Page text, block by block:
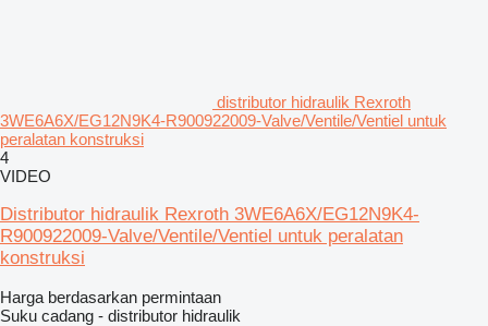
distributor hidraulik Rexroth
3WE6A6X/EG12N9K4-R900922009-Valve/Ventile/Ventiel untuk
peralatan konstruksi
4
VIDEO
Distributor hidraulik Rexroth 3WE6A6X/EG12N9K4-
R900922009-Valve/Ventile/Ventiel untuk peralatan
konstruksi
Harga berdasarkan permintaan
Suku cadang - distributor hidraulik